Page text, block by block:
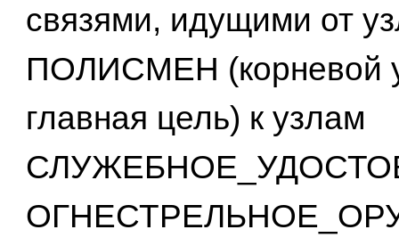
связями, идущими от
ПОЛИСМЕН (корневой
главная цель) к узлам